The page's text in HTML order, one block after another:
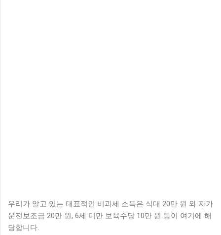
우리가 알고 있는 대표적인 비과세 소득은 식대 20만 원 와 자가
운전보조금 20만 원, 6세 미만 보육수당 10만 원 등이 여기에 해
당합니다.